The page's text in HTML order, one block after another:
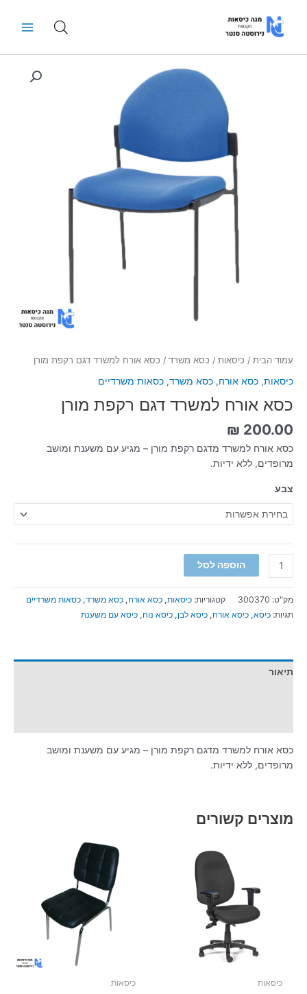
Menu
עמוד הבית / כיסאות / כסא משרד / כסא אורח למשרד דגם רקפת מורן
כיסאות, כסא אורח, כסא משרד, כסאות משרדיים
כסא אורח למשרד דגם רקפת מורן
₪ 200.00
כסא אורח למשרד מדגם רקפת מורן – מגיע עם משענת ומושב
מרופדים, ללא ידיות.
צבע
הוספה לסל
מק"ט: 300370 קטגוריות: כיסאות, כסא אורח , כסא משרד, כסאות משרדיים
תגיות: כיסא, כיסא אורח , כיסא לבן , כיסא נוח , כיסא עם משענת
תיאור
כסא אורח למשרד מדגם רקפת מורן – מגיע עם משענת ומושב
מרופדים, ללא ידיות.
מוצרים קשורים
כיסאות
זה
מספר
סוגים.
את
כיסאות